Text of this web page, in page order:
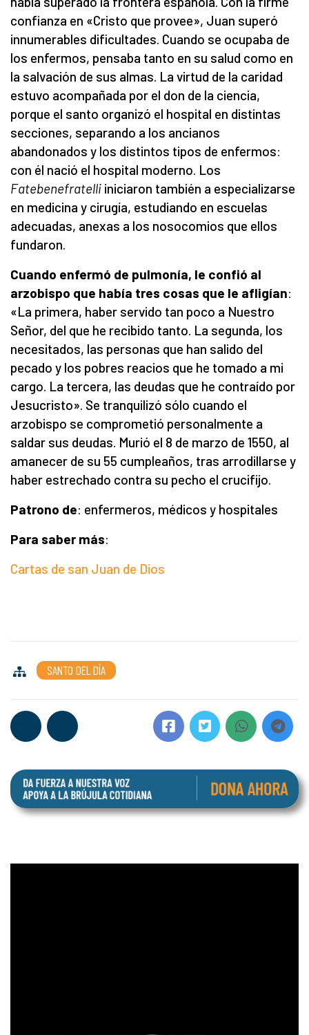
confianza en «Cristo que provee», Juan superó
innumerables dificultades. Cuando se ocupaba de
los enfermos, pensaba tanto en su salud como en
la salvación de sus almas. La virtud de la caridad
estuvo acompañada por el don de la ciencia,
porque el santo organizó el hospital en distintas
secciones, separando a los ancianos
abandonados y los distintos tipos de enfermos:
con él nació el hospital moderno. Los
Fatebenefratelli iniciaron también a especializarse
en medicina y cirugía, estudiando en escuelas
adecuadas, anexas a los nosocomios que ellos
fundaron.
Cuando enfermó de pulmonía, le confió al
arzobispo que había tres cosas que le afligían:
«La primera, haber servido tan poco a Nuestro
Señor, del que he recibido tanto. La segunda, los
necesitados, las personas que han salido del
pecado y los pobres reacios que he tomado a mi
cargo. La tercera, las deudas que he contraído por
Jesucristo». Se tranquilizó sólo cuando el
arzobispo se comprometió personalmente a
saldar sus deudas. Murió el 8 de marzo de 1550, al
amanecer de su 55 cumpleaños, tras arrodillarse y
haber estrechado contra su pecho el crucifijo.
Patrono de: enfermeros, médicos y hospitales
Para saber más:
Cartas de san Juan de Dios
SANTO DEL DÍA